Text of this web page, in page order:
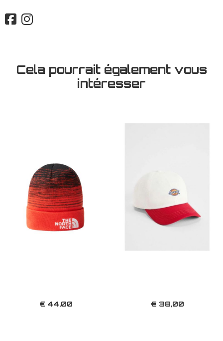
Cela pourrait également vous
intéresser
€ 44,00 € 38,00